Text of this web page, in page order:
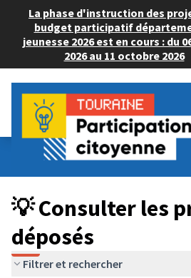
La phase d'instruction des
budget participatif
jeunesse 2026 est en cours : du
2026 au 11 octobre 2026
Budget Participatif JEUNESSE 2024
💡 Consulter les projets déposés
💡 Consulter les
déposés
Filtrer et rechercher